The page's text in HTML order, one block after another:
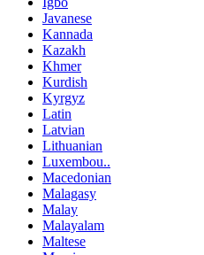
Javanese
Kannada
Kazakh
Khmer
Kurdish
Kyrgyz
Latin
Latvian
Lithuanian
Luxembou..
Macedonian
Malagasy
Malay
Malayalam
Maltese